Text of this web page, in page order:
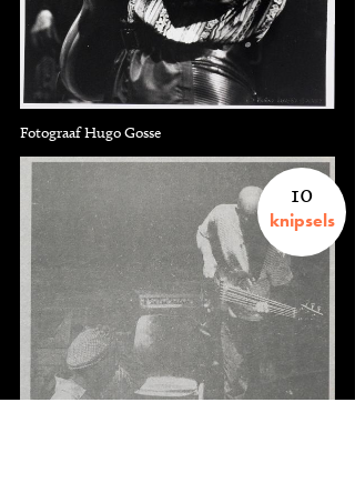
Fotograaf Hugo Gosse
10
knipsels